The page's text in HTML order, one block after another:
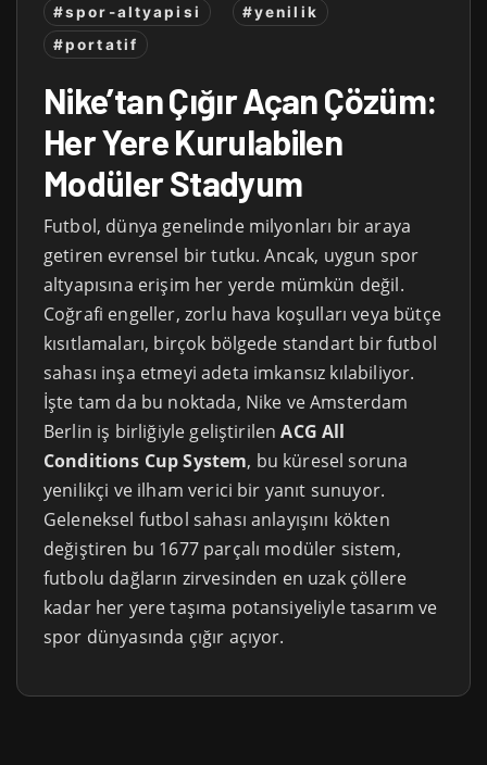
#spor-altyapisi
#yenilik
#portatif
Nike’tan Çığır Açan Çözüm:
Her Yere Kurulabilen
Modüler Stadyum
Futbol, dünya genelinde milyonları bir araya
getiren evrensel bir tutku. Ancak, uygun spor
altyapısına erişim her yerde mümkün değil.
Coğrafi engeller, zorlu hava koşulları veya bütçe
kısıtlamaları, birçok bölgede standart bir futbol
sahası inşa etmeyi adeta imkansız kılabiliyor.
İşte tam da bu noktada, Nike ve Amsterdam
Berlin iş birliğiyle geliştirilenACG All
Conditions Cup System, bu küresel soruna
yenilikçi ve ilham verici bir yanıt sunuyor.
Geleneksel futbol sahası anlayışını kökten
değiştiren bu 1677 parçalı modüler sistem,
futbolu dağların zirvesinden en uzak çöllere
kadar her yere taşıma potansiyeliyle tasarım ve
spor dünyasında çığır açıyor.